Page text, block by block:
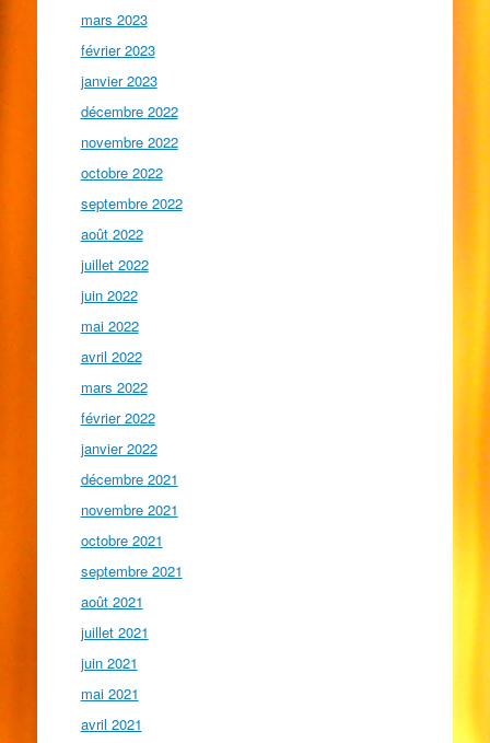
mars 2023
février 2023
janvier 2023
décembre 2022
novembre 2022
octobre 2022
septembre 2022
août 2022
juillet 2022
juin 2022
mai 2022
avril 2022
mars 2022
février 2022
janvier 2022
décembre 2021
novembre 2021
octobre 2021
septembre 2021
août 2021
juillet 2021
juin 2021
mai 2021
avril 2021